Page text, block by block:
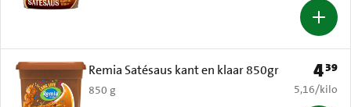
Remia Satésaus kant en klaar 850gr
850 g
Prijs:
439
€ 5,16 per
5,16/kilo